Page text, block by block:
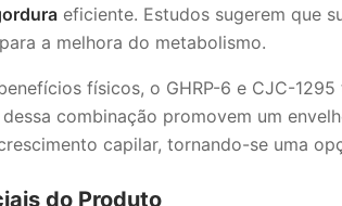
eficiente. Estudos sugerem que
a melhora do metabolismo.
físicos, o GHRP-6 e CJC-
combinação promovem um
capilar, tornando-se uma
do Produto